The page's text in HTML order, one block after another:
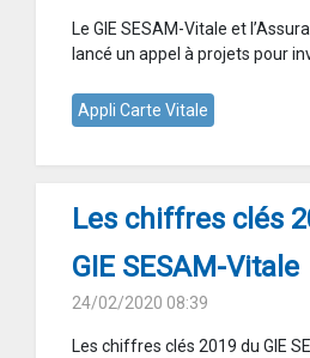
Le GIE SESAM-Vitale et
lancé un appel à projets pour
Appli Carte Vitale
Les chiffres clés
GIE SESAM-Vitale
24/02/2020 08:39
Les chiffres clés 2019 du GIE